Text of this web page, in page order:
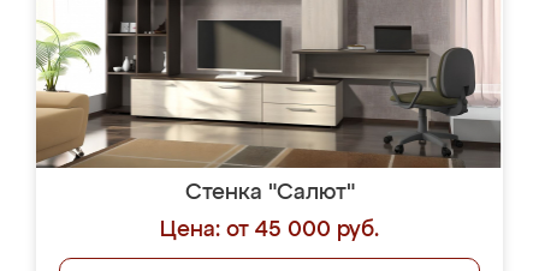
Стенка "Салют"
Цена: от 45 000 руб.